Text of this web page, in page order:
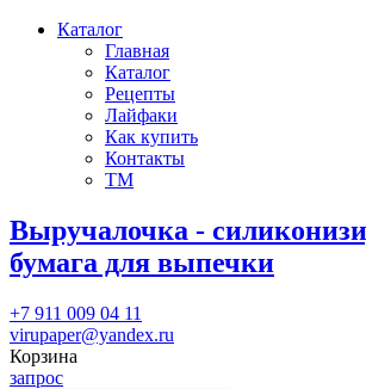
Каталог
Главная
Каталог
Рецепты
Лайфаки
Как купить
Контакты
ТМ
Выручалочка -
бумага для выпечки
+7 911 009 04 11
virupaper@yandex.ru
Корзина
запрос